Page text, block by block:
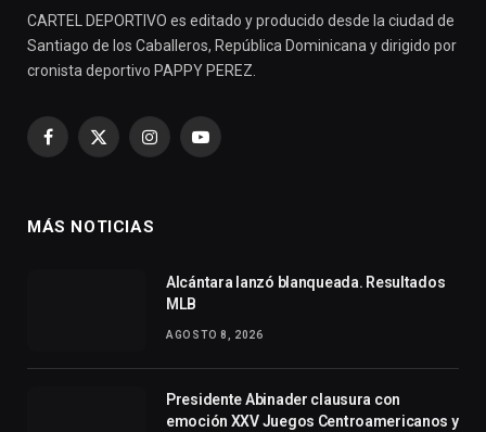
CARTEL DEPORTIVO es editado y producido desde la ciudad de
Santiago de los Caballeros, República Dominicana y dirigido por
cronista deportivo PAPPY PEREZ.
Facebook
X
InstagramYouTube
MÁS NOTICIAS
Alcántara lanzó blanqueada. Resultados
MLB
AGOSTO 8, 2026
Presidente Abinader clausura con
emoción XXV Juegos Centroamericanos y